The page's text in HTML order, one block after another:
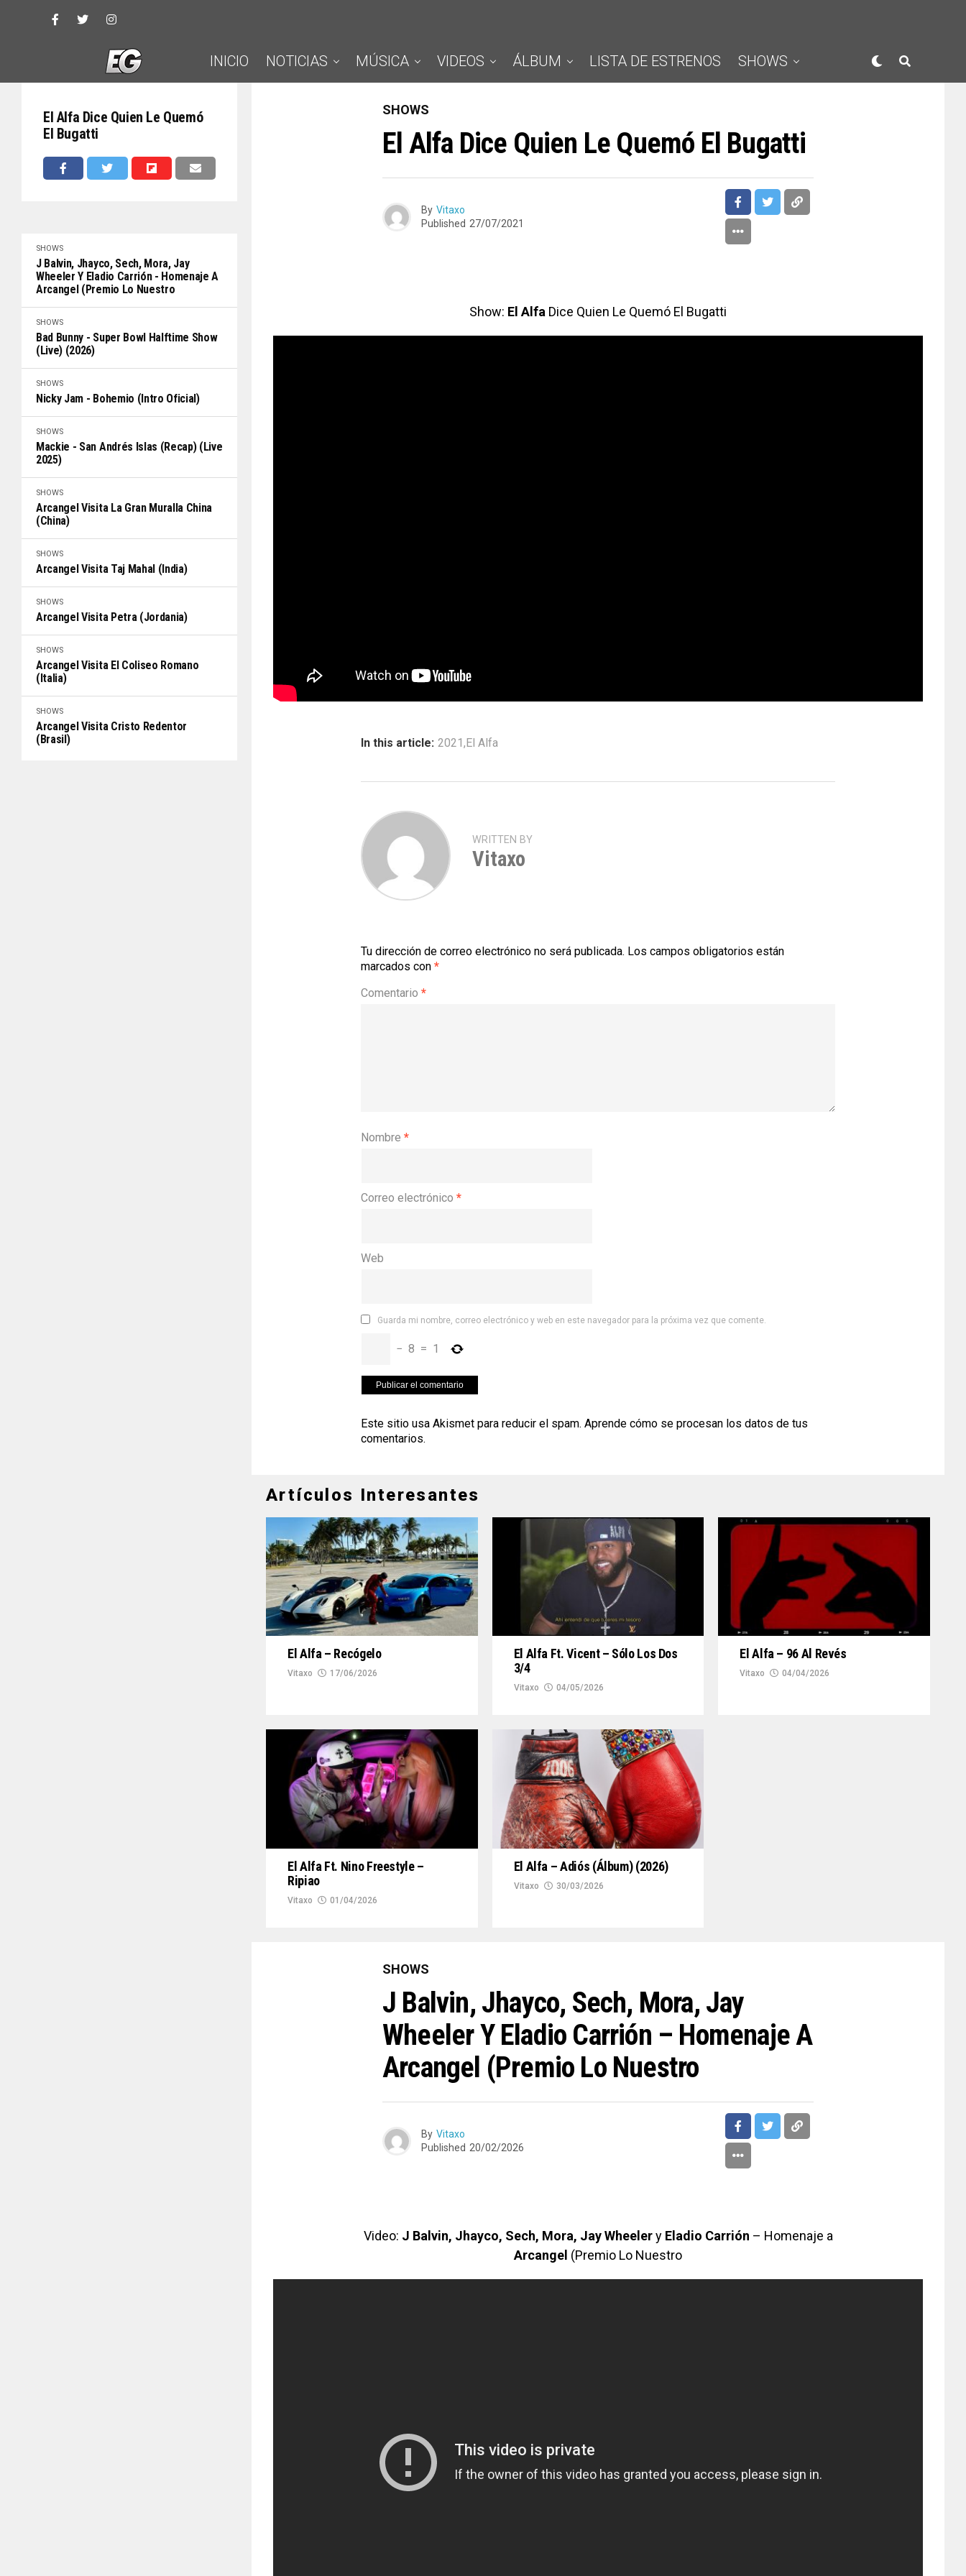
INICIO NOTICIAS MÚSICA VIDEOS ÁLBUM LISTA DE ESTRENOS SHOWS
El Alfa Dice Quien Le Quemó
El Bugatti
SHOWS
J Balvin, Jhayco, Sech, Mora, Jay
Wheeler Y Eladio Carrión - Homenaje A
Arcangel (Premio Lo Nuestro
SHOWS
Bad Bunny - Super Bowl Halftime Show
(Live) (2026)
SHOWS
Nicky Jam - Bohemio (Intro Oficial)
SHOWS
Mackie - San Andrés Islas (Recap) (Live
2025)
SHOWS
Arcangel Visita La Gran Muralla China
(China)
SHOWS
Arcangel Visita Taj Mahal (India)
SHOWS
Arcangel Visita Petra (Jordania)
SHOWS
Arcangel Visita El Coliseo Romano
(Italia)
SHOWS
Arcangel Visita Cristo Redentor
(Brasil)
SHOWS
El Alfa Dice Quien Le Quemó El Bugatti
By Vitaxo
Published 27/07/2021
Show: El Alfa Dice Quien Le Quemó El Bugatti
In this article: 2021,El Alfa
WRITTEN BY
Vitaxo
Tu dirección de correo electrónico no será publicada. Los campos obligatorios están
marcados con *
Comentario *
Nombre *
Correo electrónico *
Web
Guarda mi nombre, correo electrónico y web en este navegador para la próxima vez que comente.
− 8 = 1
Este sitio usa Akismet para reducir el spam. Aprende cómo se procesan los datos de tus
comentarios.
Artículos Interesantes
El Alfa – Recógelo
Vitaxo 17/06/2026
El Alfa Ft. Vicent – Sólo Los Dos
3/4
Vitaxo 04/05/2026
El Alfa – 96 Al Revés
Vitaxo 04/04/2026
El Alfa Ft. Nino Freestyle –
Ripiao
Vitaxo 01/04/2026
El Alfa – Adiós (Álbum) (2026)
Vitaxo 30/03/2026
SHOWS
J Balvin, Jhayco, Sech, Mora, Jay
Wheeler Y Eladio Carrión – Homenaje A
Arcangel (Premio Lo Nuestro
By Vitaxo
Published 20/02/2026
Video: J Balvin, Jhayco, Sech, Mora, Jay Wheelery Eladio Carrión – Homenaje a
Arcangel (Premio Lo Nuestro